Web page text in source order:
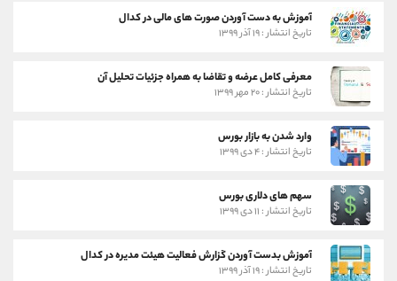
آموزش به دست آوردن صورت های مالی در کدال
تاریخ انتشار : ۱۹ آذر ۱۳۹۹
معرفی کامل عرضه و تقاضا به همراه جزئیات تحلیل آن
تاریخ انتشار : ۲۰ مهر ۱۳۹۹
وارد شدن به بازار بورس
تاریخ انتشار : ۴ دی ۱۳۹۹
سهم های دلاری بورس
تاریخ انتشار : ۱۱ دی ۱۳۹۹
آموزش بدست آوردن گزارش فعالیت هیئت مدیره در کدال
تاریخ انتشار : ۱۹ آذر ۱۳۹۹